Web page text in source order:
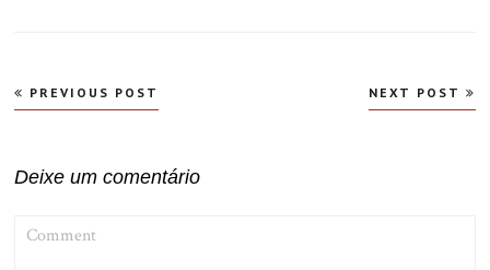
Navegação
de
PREVIOUS POST NEXT POST
Deixe um comentário